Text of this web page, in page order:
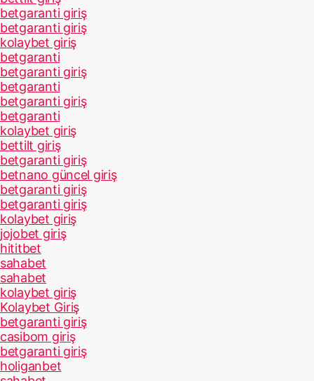
betgaranti giriş
betgaranti giriş
kolaybet giriş
betgaranti
betgaranti giriş
betgaranti
betgaranti giriş
betgaranti
kolaybet giriş
bettilt giriş
betgaranti giriş
betnano güncel giriş
betgaranti giriş
betgaranti giriş
kolaybet giriş
jojobet giriş
hititbet
sahabet
sahabet
kolaybet giriş
Kolaybet Giriş
betgaranti giriş
casibom giriş
betgaranti giriş
holiganbet